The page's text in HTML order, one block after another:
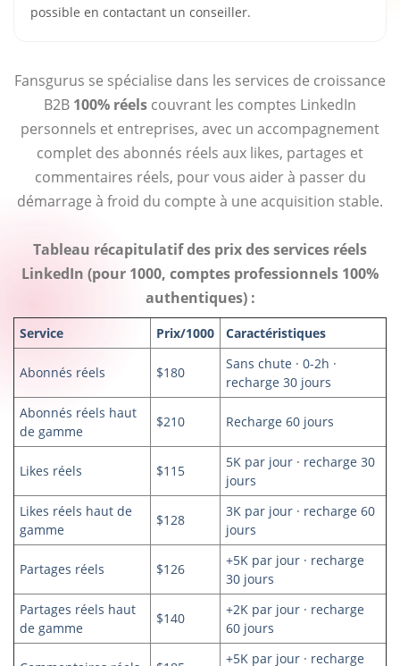
possible en contactant un conseiller.
Fansgurus se spécialise dans les services de croissance
B2B 100% réels couvrant les comptes LinkedIn
personnels et entreprises, avec un accompagnement
complet des abonnés réels aux likes, partages et
commentaires réels, pour vous aider à passer du
démarrage à froid du compte à une acquisition stable.
Tableau récapitulatif des prix des services réels
LinkedIn (pour 1000, comptes professionnels 100%
authentiques) :
Service Prix/1000 Caractéristiques
Abonnés réels $180
Sans chute · 0-2h ·
recharge 30 jours
Abonnés réels haut
de gamme
$210 Recharge 60 jours
Likes réels $115
5K par jour · recharge 30
jours
Likes réels haut de
gamme
$128
3K par jour · recharge 60
jours
Partages réels $126
+5K par jour · recharge
30 jours
Partages réels haut
de gamme
$140
+2K par jour · recharge
60 jours
+5K par jour · recharge